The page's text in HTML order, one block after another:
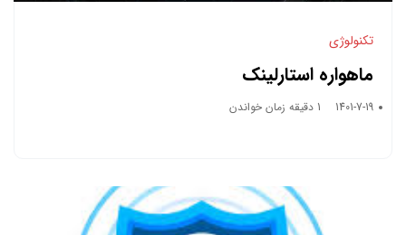
تکنولوژی
ماهواره استارلینک
1401-7-19 1 دقیقه زمان خواندن